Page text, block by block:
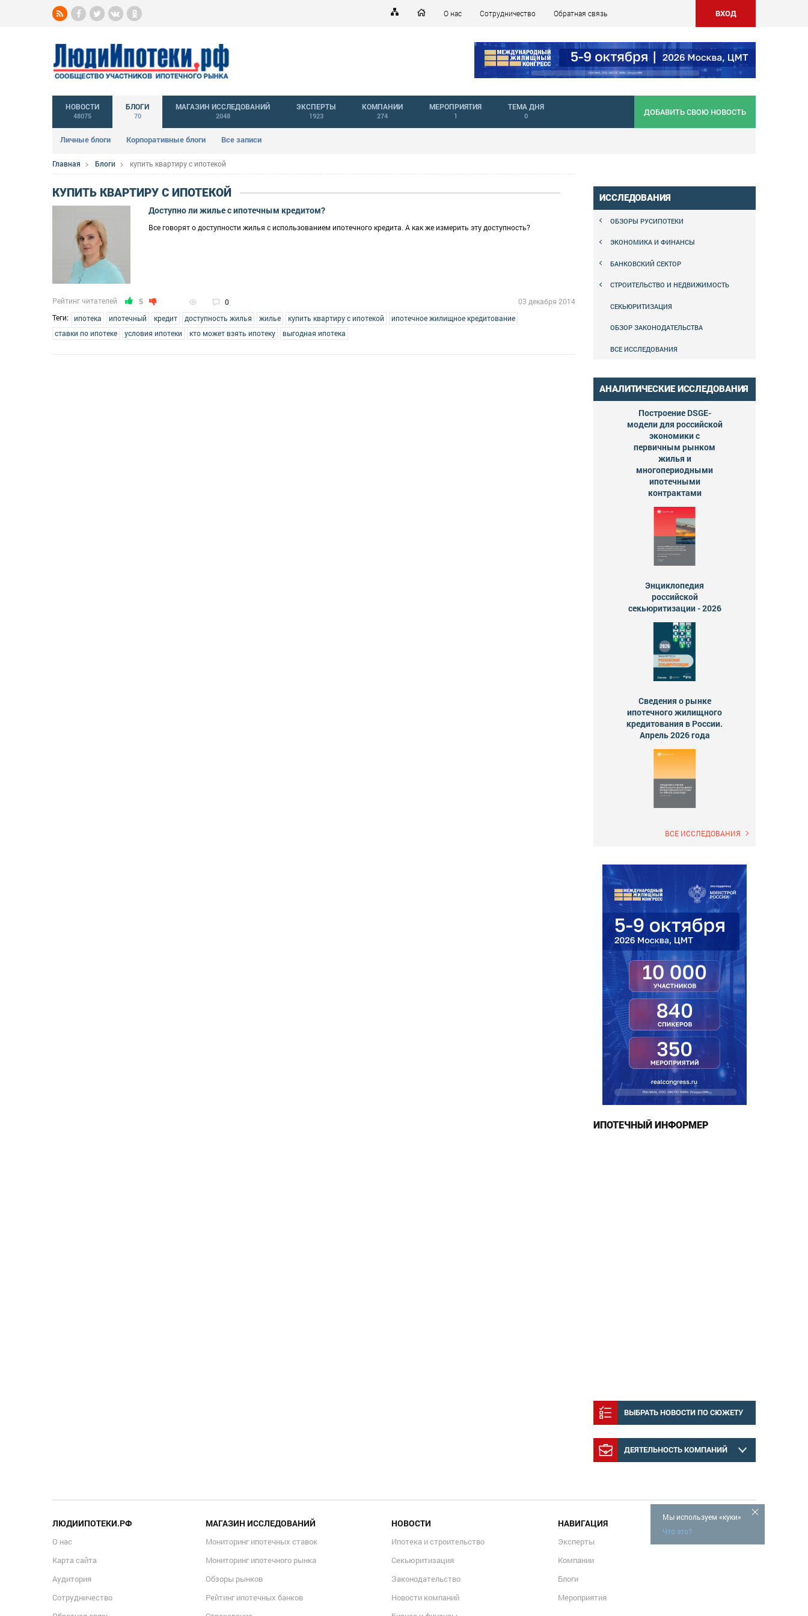
О нас Сотрудничество Обратная связь ВХОД
НОВОСТИ
48075
БЛОГИ
70
Личные блоги Корпоративные блоги Все записи
МАГАЗИН ИССЛЕДОВАНИЙ
2048
ЭКСПЕРТЫ
1923
КОМПАНИИ
274
МЕРОПРИЯТИЯ
1
ТЕМА ДНЯ
0 ДОБАВИТЬ СВОЮ НОВОСТЬ
Главная Блоги купить квартиру с ипотекой
КУПИТЬ КВАРТИРУ С ИПОТЕКОЙ
Доступно ли жилье с ипотечным кредитом?
Все говорят о доступности жилья с использованием ипотечного кредита. А как же измерить эту доступность?
Рейтинг читателей 5 0
03 декабря 2014
Теги:
ипотека ипотечный кредит доступность жилья жилье купить квартиру с ипотекой
ипотечное жилищное кредитование
ставки по ипотеке
условия ипотеки кто может взять ипотеку выгодная ипотека
ИССЛЕДОВАНИЯ
ОБЗОРЫ РУСИПОТЕКИ
ЭКОНОМИКА И ФИНАНСЫ
БАНКОВСКИЙ СЕКТОР
СТРОИТЕЛЬСТВО И НЕДВИЖИМОСТЬ
СЕКЬЮРИТИЗАЦИЯ
ОБЗОР ЗАКОНОДАТЕЛЬСТВА
ВСЕ ИССЛЕДОВАНИЯ
АНАЛИТИЧЕСКИЕ ИССЛЕДОВАНИЯ
Построение DSGE-
модели для российской
экономики с
первичным рынком
жилья и
многопериодными
ипотечными
контрактами
Энциклопедия
российской
секьюритизации - 2026
Сведения о рынке
ипотечного жилищного
кредитования в России.
Апрель 2026 года
ВСЕ ИССЛЕДОВАНИЯ
ИПОТЕЧНЫЙ ИНФОРМЕР
ВЫБРАТЬ НОВОСТИ ПО СЮЖЕТУ
ДЕЯТЕЛЬНОСТЬ КОМПАНИЙ
Мы используем «куки»
Что это?
ЛЮДИИПОТЕКИ.РФ
О нас
Карта сайта
Аудитория
Сотрудничество
МАГАЗИН ИССЛЕДОВАНИЙ
Мониторинг ипотечных ставок
Мониторинг ипотечного рынка
Обзоры рынков
Рейтинг ипотечных банков
НОВОСТИ
Ипотека и строительство
Секьюритизация
Законодательство
Новости компаний
НАВИГАЦИЯ
Эксперты
Компании
Блоги
Мероприятия